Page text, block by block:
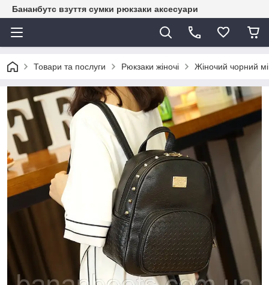
Бананбутс взуття сумки рюкзаки аксесуари
Товари та послуги Рюкзаки жіночі Жіночий чорний